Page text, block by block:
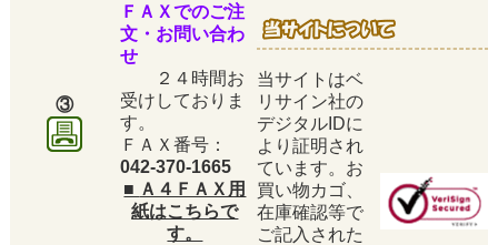
③
ＦＡＸでのご注
文・お問い合わ
せ
２４時間お
受けしておりま
す。
ＦＡＸ番号：
042-370-1665
当サイトはベ
リサイン社の
デジタルIDに
より証明され
ています。お
買い物カゴ、
在庫確認等で
ご記入された
■ Ａ４ＦＡＸ用
紙はこちらで
す。